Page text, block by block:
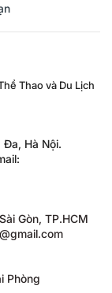
Thao và Du Lịch
Hà Nội.
Gòn, TP.HCM
Phòng